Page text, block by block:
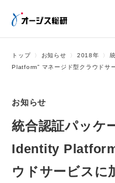
トップ お知らせ 2018年
Platform” マネージド型クラウドサ
お知らせ
統合認証パッケ
Identity
ウドサービスに